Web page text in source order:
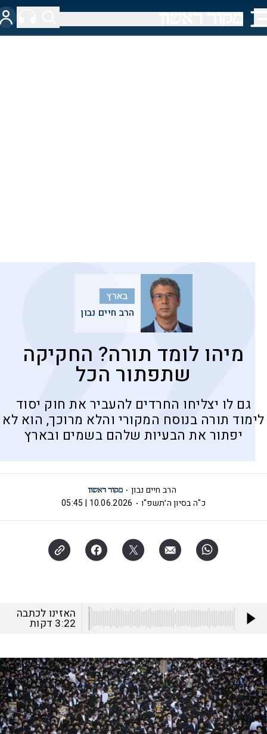
בארץ
הרב חיים נבון
מיהו לומד תורה? החקיקה
שתפתור הכל
גם לו יצליחו החרדים להעביר את חוק יסוד
לימוד תורה בנוסח המקורי והלא מרוכך, הוא לא
יפתור את הבעיות שלהם בשמים ובארץ
הרב חיים נבון
כ"ה בסיון ה׳תשפ"ו
10.06.2026 | 05:45
האזינו לכתבה
3:22 דקות